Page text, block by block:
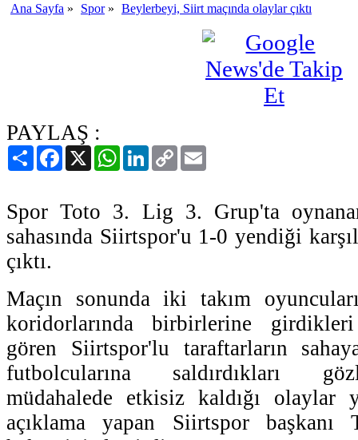
Ana Sayfa » Spor» Beylerbeyi, Siirt maçında olaylar çıktı
PAYLAŞ :
PaylaşFacebook
X WhatsAppLinkedIn
Copy
Link
Spor Toto 3. Lig 3. Grup'ta
sahasında Siirtspor'u 1-0 yendiği
çıktı.
Maçın sonunda iki takım
koridorlarında birbirlerine
gören Siirtspor'lu taraftarların
futbolcularına saldırdıkları
müdahalede etkisiz kaldığı olaylar
açıklama yapan Siirtspor başkanı